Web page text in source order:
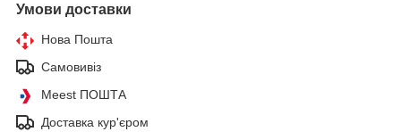
Умови доставки
Нова Пошта
Самовивіз
Meest ПОШТА
Доставка кур'єром